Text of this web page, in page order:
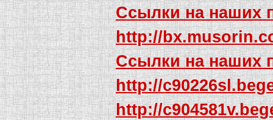
Ссылки на наших
http://
Ссылки на наших
http://
http://